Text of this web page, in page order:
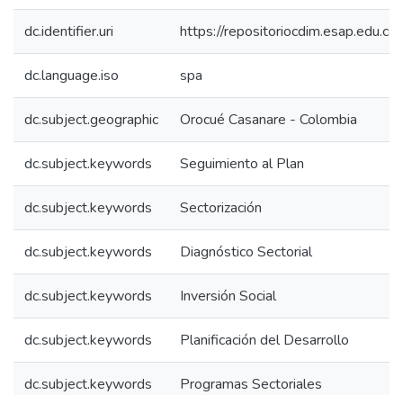
dc.identifier.uri https://
dc.language.iso spa
dc.subject.geographic Orocué Casanare - Colombia
dc.subject.keywords Seguimiento al Plan
dc.subject.keywords Sectorización
dc.subject.keywords Diagnóstico Sectorial
dc.subject.keywords Inversión Social
dc.subject.keywords Planificación del Desarrollo
dc.subject.keywords Programas Sectoriales